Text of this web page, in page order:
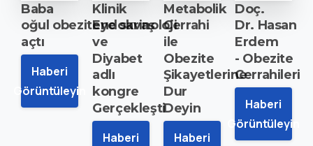
Baba
oğul obeziteye savaş
açtı
Haberi
Görüntüleyin
Klinik
Endokrinoloji
ve
Diyabet
adlı
kongre
Gerçekleşti
Haberi
Metabolik
Cerrahi
ile
Obezite
Şikayetlerine
Dur
Deyin
Haberi
Doç.
Dr. Hasan
Erdem
- Obezite
Cerrahileri
Haberi
Görüntüleyin